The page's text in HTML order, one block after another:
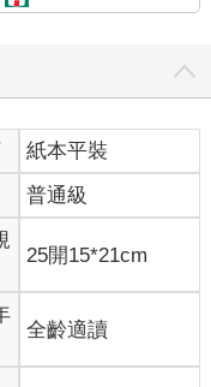
紙本平裝
普通級
25開15*21cm
全齡適讀